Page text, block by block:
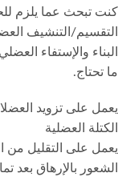
كنت تبحث عما يلزم
التقسيم/التنشيف
البناء والإستفاء
ما تحتاج.
يعمل على تزويد
الكتلة العضلية
يعمل على التقليل من
الشعور بالإرهاق بعد